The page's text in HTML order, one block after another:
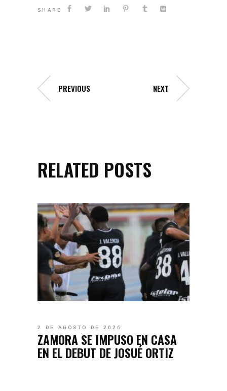
SHARE
PREVIOUS NEXT
RELATED POSTS
2 DE AGOSTO DE 2026
ZAMORA SE IMPUSO EN CASA
EN EL DEBUT DE JOSUÉ ORTIZ